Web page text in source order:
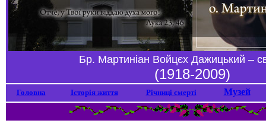
Бр. Мартиніан Войцєх Дажицький –
(1918-2009)
Головна Історія життя Річниці смерті Музей